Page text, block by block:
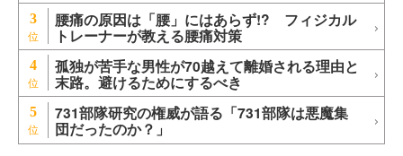
3 腰痛の原因は「腰」にはあらず!? フィジカル
トレーナーが教える腰痛対策
4 孤独が苦手な男性が70越えて離婚される理由と
末路。避けるためにするべき
5 731部隊研究の権威が語る「731部隊は悪魔集
団だったのか？」